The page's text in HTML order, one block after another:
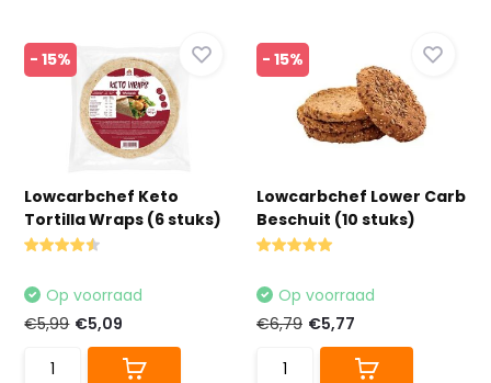
- 15%
Lowcarbchef Keto
Tortilla Wraps (6 stuks)
Op voorraad
€5,99 €5,09
- 15%
Lowcarbchef Lower Carb
Beschuit (10 stuks)
Op voorraad
€6,79 €5,77